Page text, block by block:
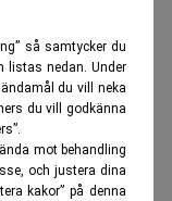
så samtycker du
listas nedan. Under
du vill neka
du vill godkänna
mot behandling
och justera dina
kakor” på denna